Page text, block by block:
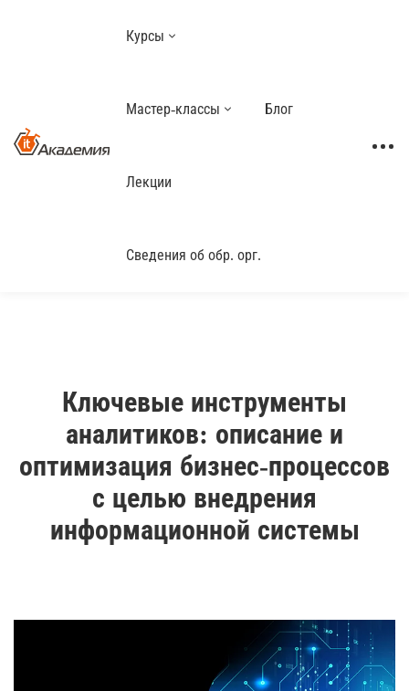
Курсы
Мастер-классы Блог
Лекции
Сведения об обр. орг.
Ключевые инструменты
аналитиков: описание и
оптимизация бизнес-процессов
с целью внедрения
информационной системы